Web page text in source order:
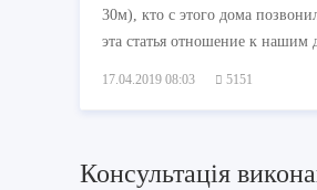
30м), кто с этого дома
эта статья отношение к нашим
17.04.2019 08:03 5151
Консультація